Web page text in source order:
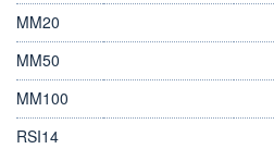
MM20
MM50
MM100
RSI14